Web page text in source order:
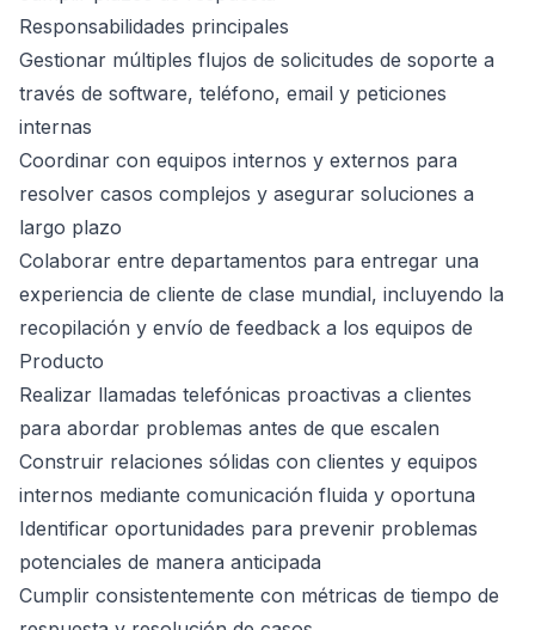
Responsabilidades principales
Gestionar múltiples flujos de solicitudes de soporte a
través de software, teléfono, email y peticiones
internas
Coordinar con equipos internos y externos para
resolver casos complejos y asegurar soluciones a
largo plazo
Colaborar entre departamentos para entregar una
experiencia de cliente de clase mundial, incluyendo la
recopilación y envío de feedback a los equipos de
Producto
Realizar llamadas telefónicas proactivas a clientes
para abordar problemas antes de que escalen
Construir relaciones sólidas con clientes y equipos
internos mediante comunicación fluida y oportuna
Identificar oportunidades para prevenir problemas
potenciales de manera anticipada
Cumplir consistentemente con métricas de tiempo de